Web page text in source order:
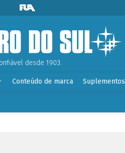
desde 1903.
Conteúdo de marca Suplementos